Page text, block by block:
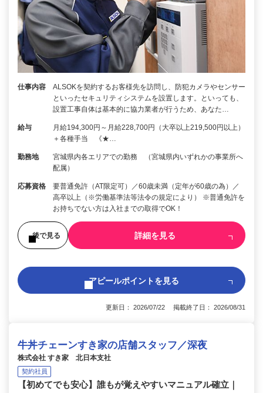
仕事内容
ALSOKを契約するお客様先を訪問し、防犯カメラやセンサー
といったセキュリティシステムを設置します。といっても、
設置工事自体は基本的に協力業者が行うため、あなた…
給与
月給194,300円～月給228,700円（大卒以上219,500円以上）
＋各種手当 《★…
勤務地
宮城県内各エリアでの勤務 （宮城県内いずれかの事業所へ
配属）
応募資格
要普通免許（AT限定可）／60歳未満（定年が60歳の為）／
高卒以上（※労働基準法等法令の規定により） ※普通免許を
お持ちでない方は入社までの取得でOK！
後で見る 詳細を見る
アピールポイントを見る
更新日： 2026/07/22 掲載終了日： 2026/08/31
牛丼チェーンすき家の店舗スタッフ／深夜
株式会社 すき家 北日本支社
契約社員
【初めてでも安心】誰もが覚えやすいマニュアル確立｜